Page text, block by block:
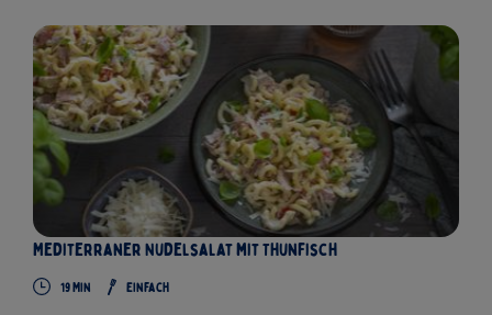
Mediterraner Nudelsalat mit Thunfisch
19Min Einfach